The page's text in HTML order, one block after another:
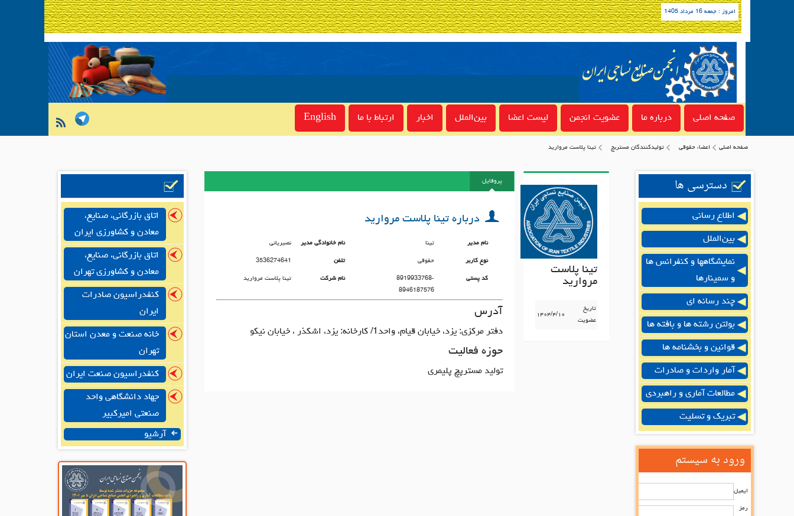
امروز : جمعه 16 مرداد 1405
صفحه اصلی درباره ما عضویت انجمن لیست اعضا بین‌الملل اخبار ارتباط با ما English
صفحه اصلی اعضاء حقوقی توليدكنندگان مستربچ تینا پلاست مروارید
دسترسی ها
اطلاع رسانی
بین‌الملل
نمایشگاهها و کنفرانس ها
و سمینارها
چند رسانه ای
بولتن رشته ها و بافته ها
قوانین و بخشنامه ها
آمار واردات و صادرات
مطالعات آماری و راهبردی
تبریک و تسلیت
ورود به سیستم
ایمیل
رمز
تینا پلاست
مروارید
تاریخ
عضویت
۱۴۰۴/۴/۱۰
پروفایل
درباره تینا پلاست مروارید
نام مدیر تینا نام خانوادگی مدیر نصیریانی
نوع کاربر حقوقی تلفن 3536274641
کد پستی
8919933768-
8946187576
نام شرکت تینا پلاست مروارید
آدرس
دفتر مرکزی: یزد، خیابان قیام، واحد1/ کارخانه: یزد، اشکذر ، خیابان نیکو
حوزه فعالیت
تولید مسترپچ پلیمری
اتاق بازرگانی، صنایع،
معادن و کشاورزی ایران
اتاق بازرگانی، صنایع،
معادن و کشاورزی تهران
کنفدراسیون صادرات
ایران
خانه صنعت و معدن استان
تهران
کنفدراسیون صنعت ایران
جهاد دانشگاهی واحد
صنعتی امیرکبیر
آرشیو